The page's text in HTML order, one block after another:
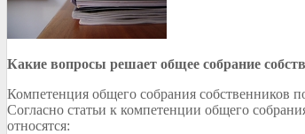
Какие вопросы решает общее собрание
Компетенция общего собрания
Согласно статьи к компетенции общего
относятся: